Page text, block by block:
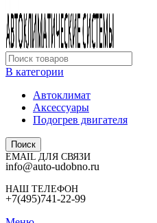
В категории
Автоклимат
Аксессуары
Подогрев двигателя
Поиск
EMAIL ДЛЯ СВЯЗИ
info@auto-udobno.ru
НАШ ТЕЛЕФОН
+7(495)741-22-99